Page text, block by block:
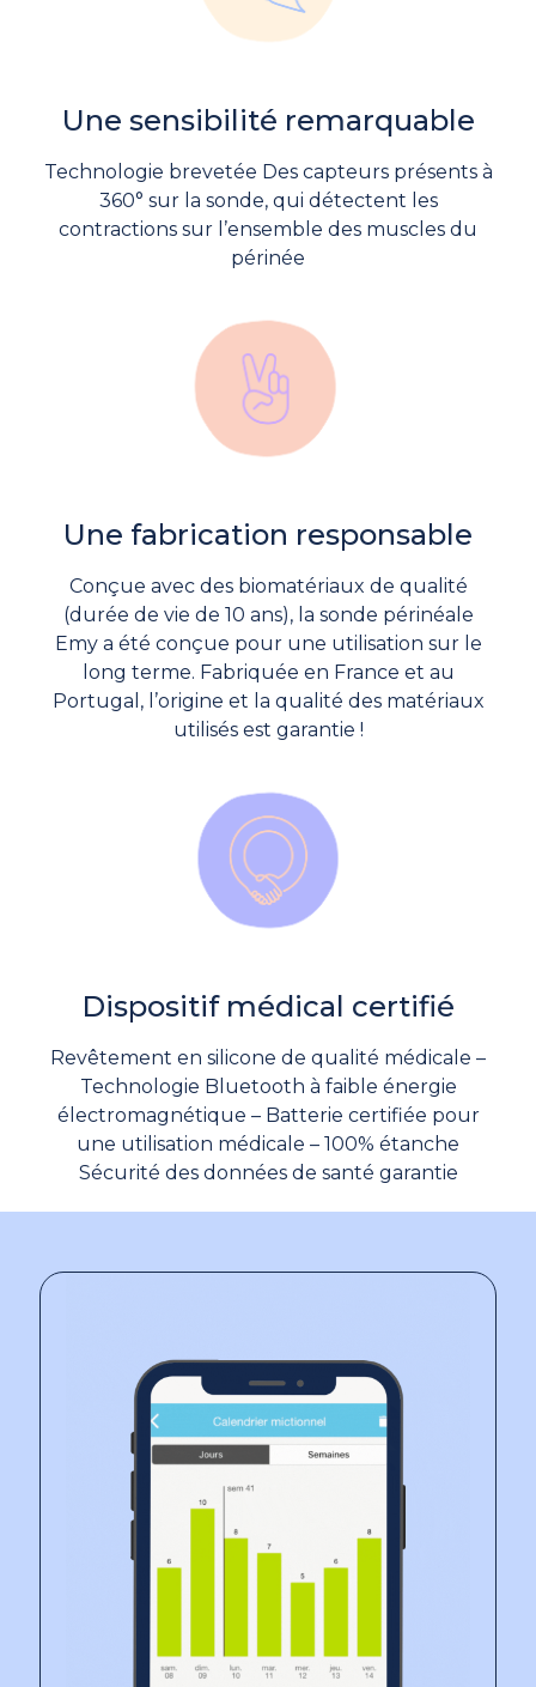
Une sensibilité remarquable
Technologie brevetée Des capteurs présents à
360° sur la sonde, qui détectent les
contractions sur l’ensemble des muscles du
périnée
Une fabrication responsable
Conçue avec des biomatériaux de qualité
(durée de vie de 10 ans), la sonde périnéale
Emy a été conçue pour une utilisation sur le
long terme. Fabriquée en France et au
Portugal, l’origine et la qualité des matériaux
utilisés est garantie !
Dispositif médical certifié
Revêtement en silicone de qualité médicale –
Technologie Bluetooth à faible énergie
électromagnétique – Batterie certifiée pour
une utilisation médicale – 100% étanche
Sécurité des données de santé garantie